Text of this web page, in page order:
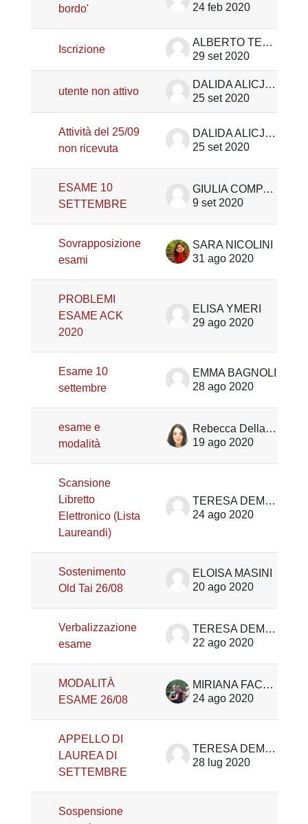
bordo'
24 feb 2020
Iscrizione
ALBERTO TEODORI
29 set 2020
utente non attivo
DALIDA ALICJA DE PALO
25 set 2020
Attività del 25/09
non ricevuta
DALIDA ALICJA DE PALO
25 set 2020
ESAME 10
SETTEMBRE
GIULIA COMPAGNIN
9 set 2020
Sovrapposizione
esami
SARA NICOLINI
31 ago 2020
PROBLEMI
ESAME ACK
2020
ELISA YMERI
29 ago 2020
Esame 10
settembre
EMMA BAGNOLI
28 ago 2020
esame e
modalità
Rebecca Della Lucilla
19 ago 2020
Scansione
Libretto
Elettronico (Lista
Laureandi)
TERESA DEMARIA
24 ago 2020
Sostenimento
Old Tai 26/08
ELOISA MASINI
20 ago 2020
Verbalizzazione
esame
TERESA DEMARIA
22 ago 2020
MODALITÀ
ESAME 26/08
MIRIANA FACCIN
24 ago 2020
APPELLO DI
LAUREA DI
SETTEMBRE
TERESA DEMARIA
28 lug 2020
Sospensione